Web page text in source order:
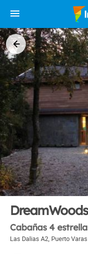
DreamWoods
Cabañas 4
Las Dalias A2, Puerto Varas